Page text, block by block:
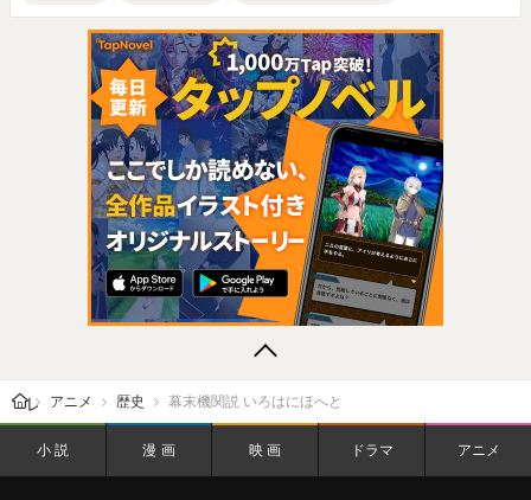
レビューン トップ
アニメ 歴史 幕末機関説 いろはにほへと
小説 漫画 映画 ドラマ アニメ